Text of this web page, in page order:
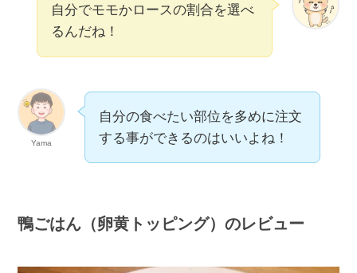
自分でモモかロースの割合を選べ
るんだね！
Yama
自分の食べたい部位を多めに注文
する事ができるのはいいよね！
鴨ごはん（卵黄トッピング）のレビュー